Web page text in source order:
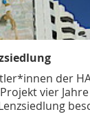
der
vier